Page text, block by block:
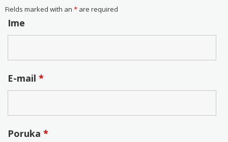
Fields marked with an *are required
Ime
E-mail *
Poruka *